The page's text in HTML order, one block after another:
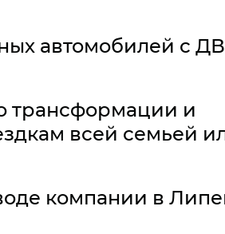
автомобилей с
трансформации и
всей семьей
компании в